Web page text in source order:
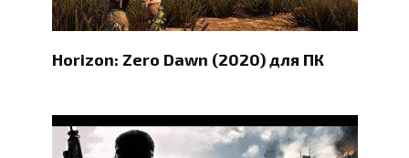
Horizon: Zero Dawn (2020) для ПК